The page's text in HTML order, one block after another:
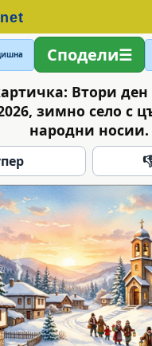
Сподели
Втори
зимно село с
народни носии.